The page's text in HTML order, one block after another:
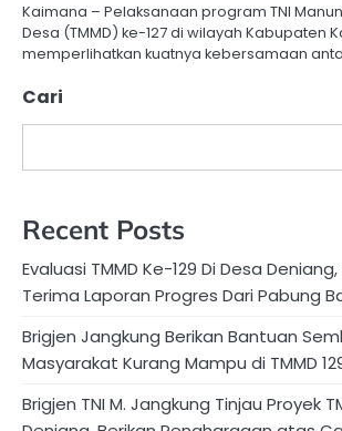
Kaimana – Pelaksanaan program TNI
Desa (TMMD) ke-127 di wilayah Kabupaten
memperlihatkan kuatnya kebersamaan
Cari
Recent Posts
Evaluasi TMMD Ke-129 Di Desa
Terima Laporan Progres Dari Pabung
Brigjen Jangkung Berikan Bantuan
Masyarakat Kurang Mampu di TMMD
Brigjen TNI M. Jangkung Tinjau Proyek